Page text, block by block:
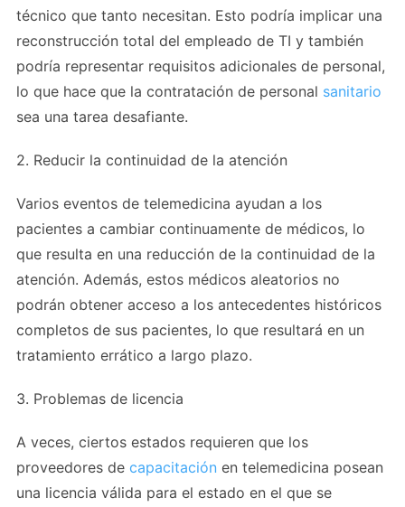
técnico que tanto necesitan. Esto podría implicar una
reconstrucción total del empleado de TI y también
podría representar requisitos adicionales de personal,
lo que hace que la contratación de personal sanitario
sea una tarea desafiante.
2. Reducir la continuidad de la atención
Varios eventos de telemedicina ayudan a los
pacientes a cambiar continuamente de médicos, lo
que resulta en una reducción de la continuidad de la
atención. Además, estos médicos aleatorios no
podrán obtener acceso a los antecedentes históricos
completos de sus pacientes, lo que resultará en un
tratamiento errático a largo plazo.
3. Problemas de licencia
A veces, ciertos estados requieren que los
proveedores de capacitación en telemedicina posean
una licencia válida para el estado en el que se